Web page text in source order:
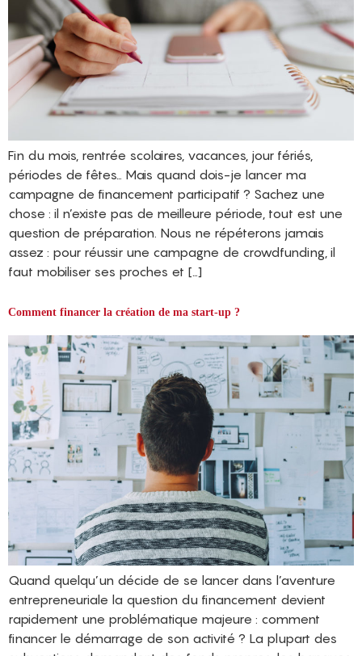
Fin du mois, rentrée scolaires, vacances, jour fériés,
périodes de fêtes… Mais quand dois-je lancer ma
campagne de financement participatif ? Sachez une
chose : il n’existe pas de meilleure période, tout est une
question de préparation. Nous ne répéterons jamais
assez : pour réussir une campagne de crowdfunding, il
faut mobiliser ses proches et […]
Comment financer la création de ma start-up ?
Quand quelqu’un décide de se lancer dans l’aventure
entrepreneuriale la question du financement devient
rapidement une problématique majeure : comment
financer le démarrage de son activité ? La plupart des